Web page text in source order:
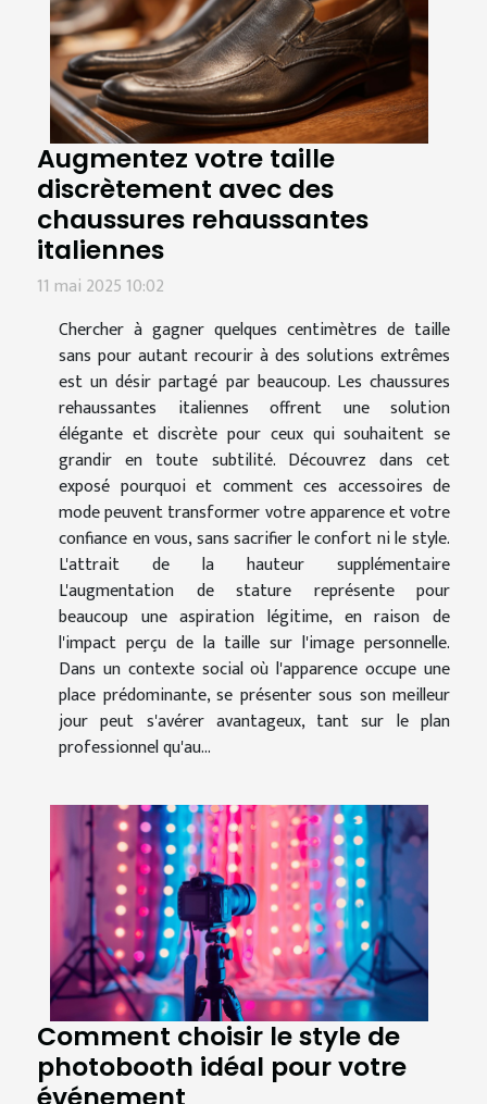
Augmentez votre taille
discrètement avec des
chaussures rehaussantes
italiennes
11 mai 2025 10:02
Chercher à gagner quelques centimètres de taille
sans pour autant recourir à des solutions extrêmes
est un désir partagé par beaucoup. Les chaussures
rehaussantes italiennes offrent une solution
élégante et discrète pour ceux qui souhaitent se
grandir en toute subtilité. Découvrez dans cet
exposé pourquoi et comment ces accessoires de
mode peuvent transformer votre apparence et votre
confiance en vous, sans sacrifier le confort ni le style.
L'attrait de la hauteur supplémentaire
L'augmentation de stature représente pour
beaucoup une aspiration légitime, en raison de
l'impact perçu de la taille sur l'image personnelle.
Dans un contexte social où l'apparence occupe une
place prédominante, se présenter sous son meilleur
jour peut s'avérer avantageux, tant sur le plan
professionnel qu'au...
Comment choisir le style de
photobooth idéal pour votre